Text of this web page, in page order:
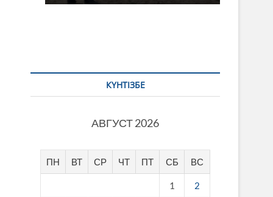
NO COMMENTS
КҮНТІЗБЕ
АВГУСТ 2026
ПН ВТ СР ЧТ ПТ СБ ВС
1 2